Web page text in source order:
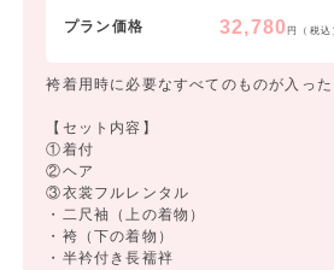
プラン価格 32,780円（税込
袴着用時に必要なすべてのものが入った
【セット内容】
①着付
②ヘア
③衣裳フルレンタル
・二尺袖（上の着物）
・袴（下の着物）
・半衿付き長襦袢